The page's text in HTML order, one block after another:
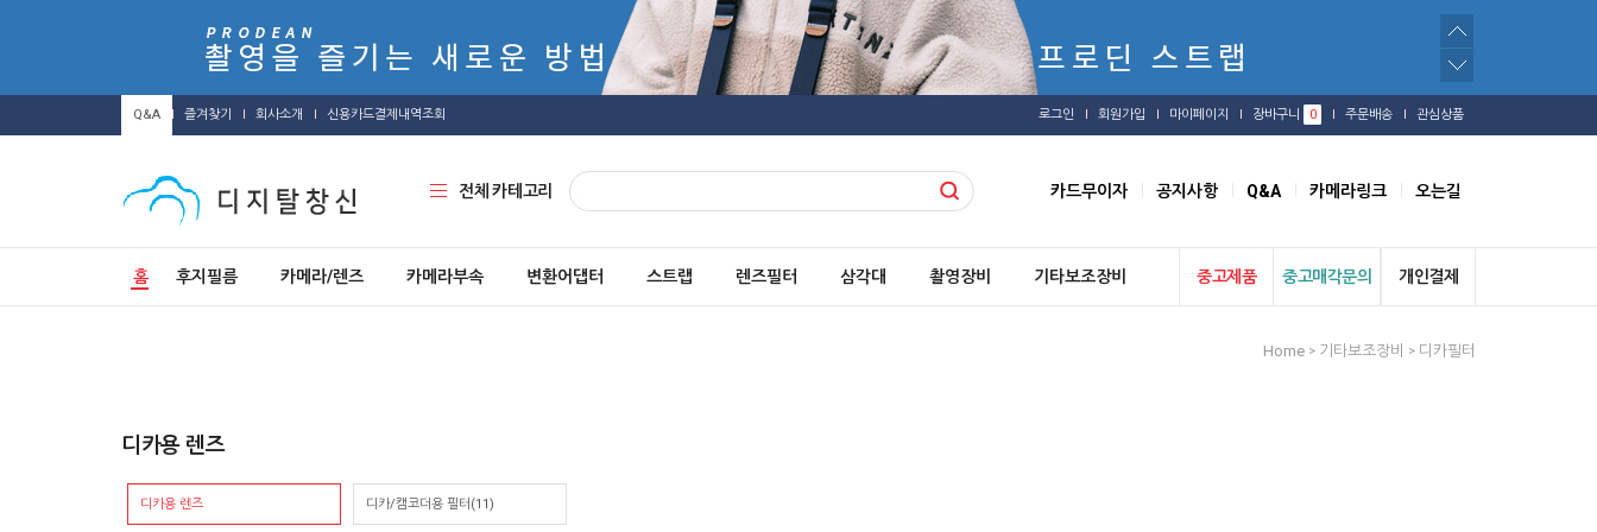
Q&A 즐겨찾기 회사소개 신용카드결제내역조회 로그인 회원가입 마이페이지 장바구니 0 주문배송 관심상품
전체 카테고리 카드무이자 공지사항 Q&A 카메라링크 오는길
홈 후지필름 카메라/렌즈 카메라부속 변환어댑터 스트랩 렌즈필터 삼각대 촬영장비 기타보조장비 중고제품 중고매각문의 개인결제
Home > 기타보조장비 > 디카필터
디카용 렌즈
디카용 렌즈 디카/캠코더용 필터(11)